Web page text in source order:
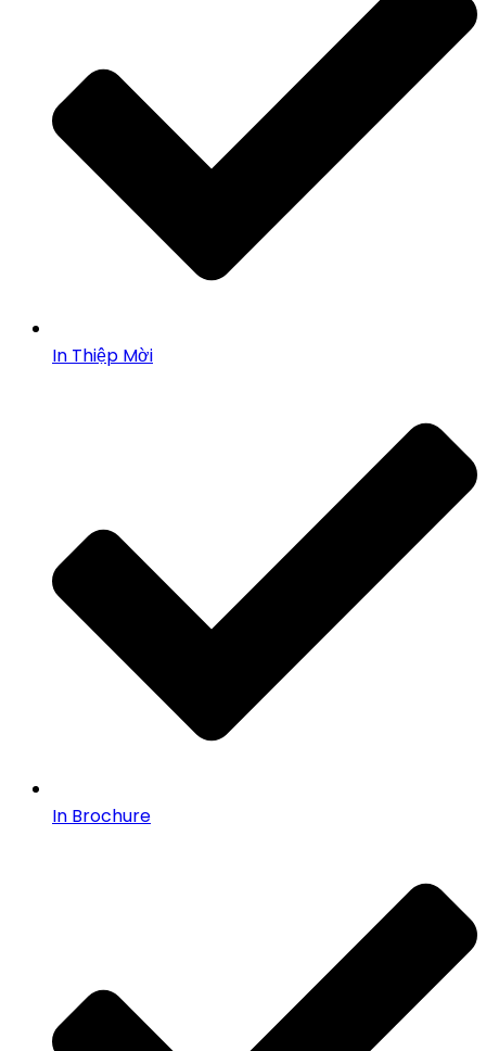
In Thiệp Mời
In Brochure